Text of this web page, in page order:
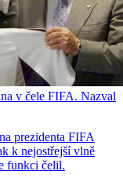
v čele FIFA. Nazval
prezidenta FIFA
k nejostřejší vlně
funkci čelil.